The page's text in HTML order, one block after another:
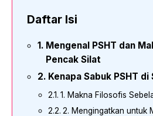
Daftar Isi
Mengenal PSHT dan
Pencak Silat
Kenapa Sabuk PSHT
1. Makna Filosofis
2. Mengingatkan untuk